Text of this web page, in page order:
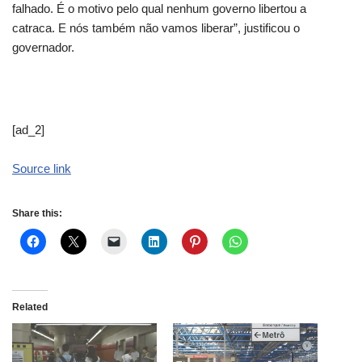
falhado. É o motivo pelo qual nenhum governo libertou a
catraca. E nós também não vamos liberar”, justificou o
governador.
[ad_2]
Source link
Share this:
Related